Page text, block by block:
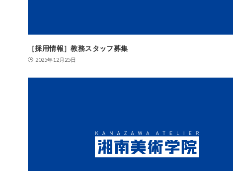
［採用情報］教務スタッフ募集
2025年12月25日